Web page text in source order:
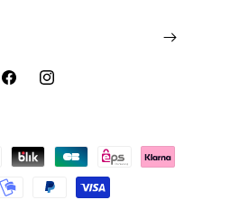
FacebookInstagram